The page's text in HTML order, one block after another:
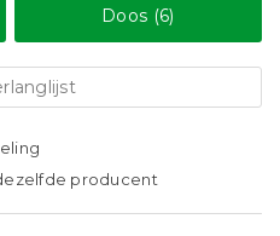
Doos (6)
producent